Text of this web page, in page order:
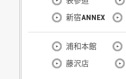
新宿ANNEX
浦和本館
藤沢店